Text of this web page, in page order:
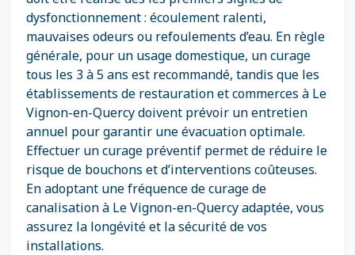
dysfonctionnement : écoulement ralenti,
mauvaises odeurs ou refoulements d’eau. En règle
générale, pour un usage domestique, un curage
tous les 3 à 5 ans est recommandé, tandis que les
établissements de restauration et commerces à Le
Vignon-en-Quercy doivent prévoir un entretien
annuel pour garantir une évacuation optimale.
Effectuer un curage préventif permet de réduire le
risque de bouchons et d’interventions coûteuses.
En adoptant une fréquence de curage de
canalisation à Le Vignon-en-Quercy adaptée, vous
assurez la longévité et la sécurité de vos
installations.